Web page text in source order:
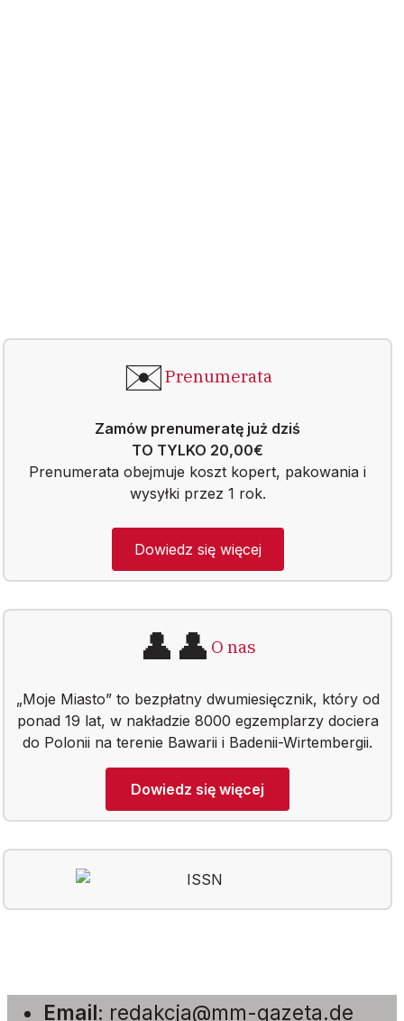
✉️Prenumerata
Zamów prenumeratę już dziś
TO TYLKO 20,00€
Prenumerata obejmuje koszt kopert, pakowania i
wysyłki przez 1 rok.
Dowiedz się więcej
👤👤 O nas
„Moje Miasto” to bezpłatny dwumiesięcznik, który od
ponad 19 lat, w nakładzie 8000 egzemplarzy dociera
do Polonii na terenie Bawarii i Badenii-Wirtembergii.
Dowiedz się więcej
Email: redakcja@mm-gazeta.de